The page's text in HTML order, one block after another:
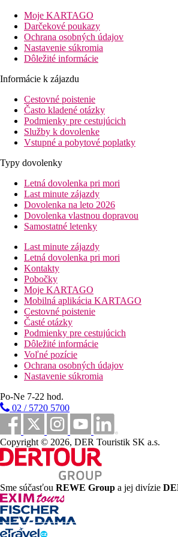
pláže: 0 mu pláže
letisko: 45 km Ercan,85 km
centrá: 3 km
nákupných možností: 450 m
Popis izby
Štandardná izba
centrálna klimatizácia
telefón
TV
minibar (za poplatok)
trezor (za poplatok)
vlastné sociálne zariadenie
balkón alebo terasa
Informácie o hoteli
recepcia
reštaurácia
reštaurácia s obsluhou
lobby bar
bar pri bazéne
bazén (lehátka a slnečníky
detský bazén
Wi-Fi na recepcii (zadarmo)
Popis pláže
piesočnatá s kamienkami
lehátka a slnečníky zadarmo
osušky za poplatok
Športové aktivity za príplatok
sauna
masáže
biliard
Stravovanie
Raňajky: formou bufetu
Vzdialenosti
3 km
Centrum mesta
45 km
Vzdialenosť od najbližšieho letiska
450 m
Moje KARTAGO
Darčekové poukazy
Ochrana osobných údajov
Nastavenie súkromia
Dôležité informácie
Informácie k zájazdu
Cestovné poistenie
Často kladené otázky
Podmienky pre cestujúcich
Služby k dovolenke
Vstupné a pobytové poplatky
Typy dovolenky
Letná dovolenka pri mori
Last minute zájazdy
Dovolenka na leto 2026
Dovolenka vlastnou dopravou
Samostatné letenky
Last minute zájazdy
Letná dovolenka pri mori
Kontakty
Pobočky
Moje KARTAGO
Mobilná aplikácia KARTAGO
Cestovné poistenie
Časté otázky
Podmienky pre cestujúcich
Dôležité informácie
Voľné pozície
Ochrana osobných údajov
Nastavenie súkromia
Po-Ne 7-22 hod.
02 / 5720 5700
Copyright © 2026, DER Touristik SK a.s.
Sme súčasťou REWE Group a jej divízie